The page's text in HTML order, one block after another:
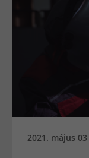
2021. május 03